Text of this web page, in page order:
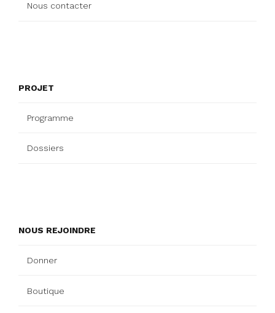
Nous contacter
PROJET
Programme
Dossiers
NOUS REJOINDRE
Donner
Boutique